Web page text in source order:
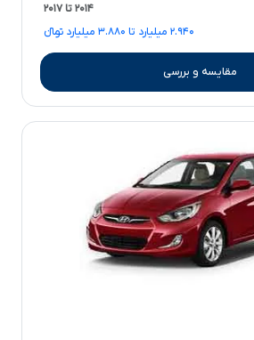
۲۰۱۴ تا ۲۰۱۷
۲.۹۴۰ میلیارد تا ۳.۸۸۰ میلیارد تومانءءء
مقایسه و بررسی